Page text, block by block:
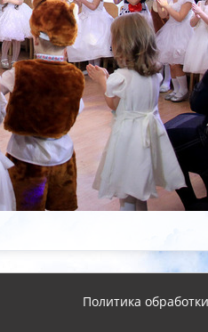
Политика